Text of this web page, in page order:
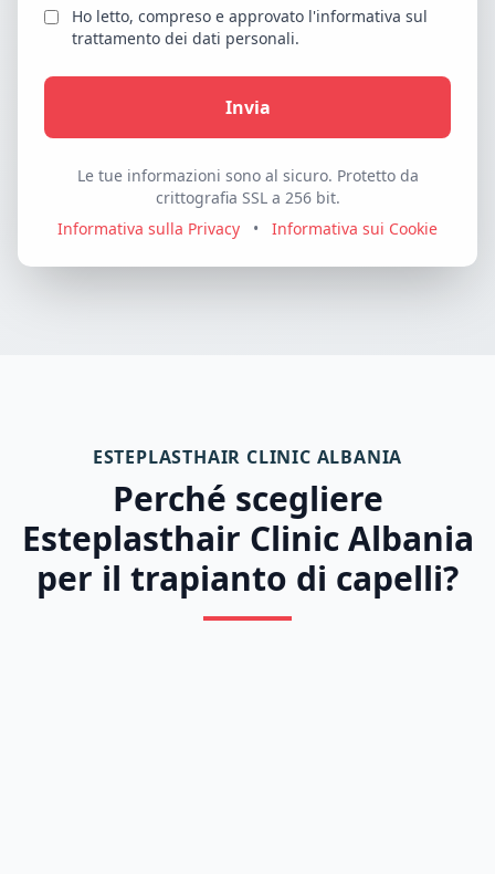
Ho letto, compreso e approvato l'informativa sul
trattamento dei dati personali.
Invia
Le tue informazioni sono al sicuro. Protetto da
crittografia SSL a 256 bit.
Informativa sulla Privacy
• Informativa sui Cookie
ESTEPLASTHAIR CLINIC ALBANIA
Perché scegliere
Esteplasthair Clinic Albania
per il trapianto di capelli?